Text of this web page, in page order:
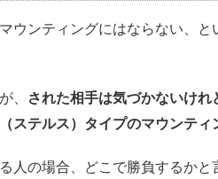
ウンティングにはならない、
、 された相手は気づかないけ
ステルス）タイプのマウンティ
人の場合、どこで勝負するかと